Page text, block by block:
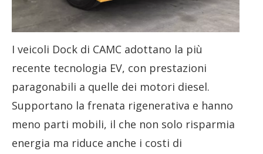
I veicoli Dock di CAMC adottano la più
recente tecnologia EV, con prestazioni
paragonabili a quelle dei motori diesel.
Supportano la frenata rigenerativa e hanno
meno parti mobili, il che non solo risparmia
energia ma riduce anche i costi di